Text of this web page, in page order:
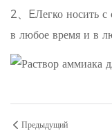
2、EЛегко носить с
в любое время и в
Предыдущий